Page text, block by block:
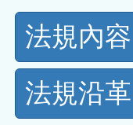
法
規
功
法規內容
法規沿革